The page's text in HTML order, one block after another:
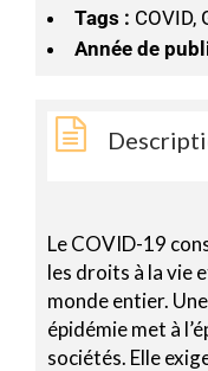
Tags : COVID,
Année de
Le COVID-19
les droits à la vie
monde entier.
épidémie met à
sociétés. Elle